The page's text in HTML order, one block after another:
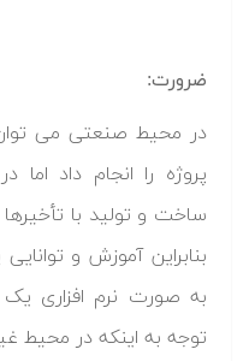
ضرورت:
در محیط صنعتی می
پروژه را انجام داد اما
ساخت و تولید با
بنابراین آموزش و
به صورت نرم افزاری
توجه به اینکه در محیط